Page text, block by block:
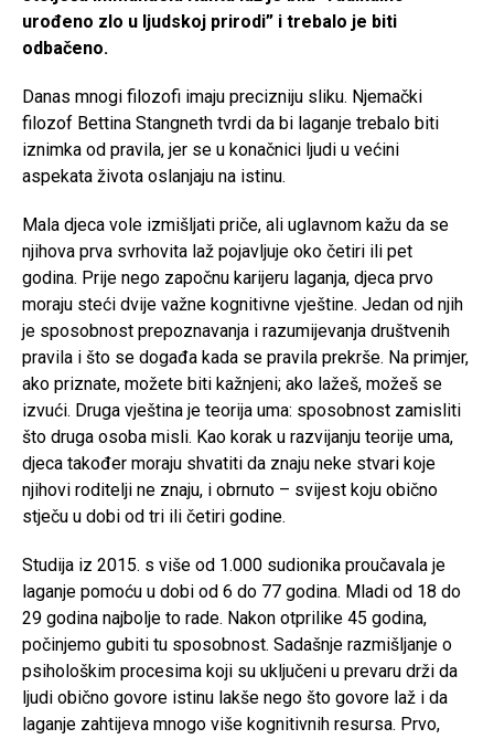
urođeno zlo u ljudskoj prirodi” i trebalo je biti
odbačeno.
Danas mnogi filozofi imaju precizniju sliku. Njemački
filozof Bettina Stangneth tvrdi da bi laganje trebalo biti
iznimka od pravila, jer se u konačnici ljudi u većini
aspekata života oslanjaju na istinu.
Mala djeca vole izmišljati priče, ali uglavnom kažu da se
njihova prva svrhovita laž pojavljuje oko četiri ili pet
godina. Prije nego započnu karijeru laganja, djeca prvo
moraju steći dvije važne kognitivne vještine. Jedan od njih
je sposobnost prepoznavanja i razumijevanja društvenih
pravila i što se događa kada se pravila prekrše. Na primjer,
ako priznate, možete biti kažnjeni; ako lažeš, možeš se
izvući. Druga vještina je teorija uma: sposobnost zamisliti
što druga osoba misli. Kao korak u razvijanju teorije uma,
djeca također moraju shvatiti da znaju neke stvari koje
njihovi roditelji ne znaju, i obrnuto – svijest koju obično
stječu u dobi od tri ili četiri godine.
Studija iz 2015. s više od 1.000 sudionika proučavala je
laganje pomoću u dobi od 6 do 77 godina. Mladi od 18 do
29 godina najbolje to rade. Nakon otprilike 45 godina,
počinjemo gubiti tu sposobnost. Sadašnje razmišljanje o
psihološkim procesima koji su uključeni u prevaru drži da
ljudi obično govore istinu lakše nego što govore laž i da
laganje zahtijeva mnogo više kognitivnih resursa. Prvo,